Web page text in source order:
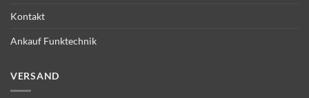
Kontakt
Ankauf Funktechnik
VERSAND